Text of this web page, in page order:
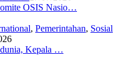
OSIS Nasio…
, Pemerintahan, Sosial
Kepala …